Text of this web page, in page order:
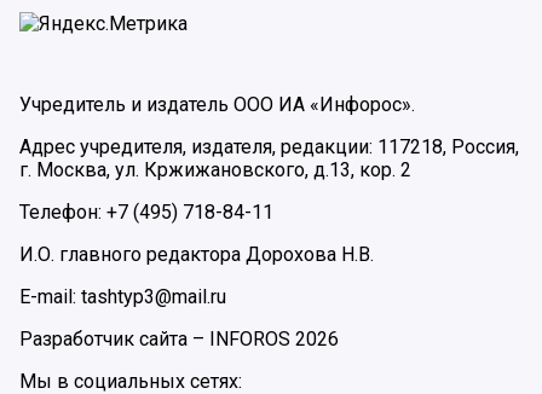
Учредитель и издатель ООО ИА «Инфорос».
Адрес учредителя, издателя, редакции: 117218, Россия,
г. Москва, ул. Кржижановского, д.13, кор. 2
Телефон: +7 (495) 718-84-11
И.О. главного редактора Дорохова Н.В.
E-mail: tashtyp3@mail.ru
Разработчик сайта – INFOROS 2026
Мы в социальных сетях: